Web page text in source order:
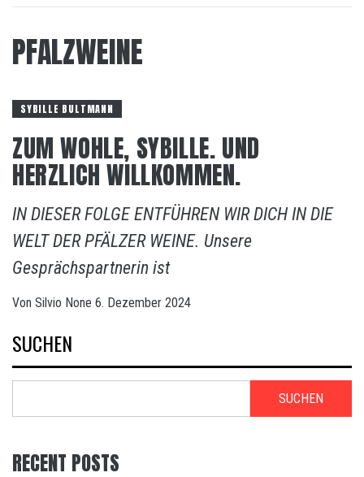
PFALZWEINE
SYBILLE BULTMANN
ZUM WOHLE, SYBILLE. UND
HERZLICH WILLKOMMEN.
IN DIESER FOLGE ENTFÜHREN WIR DICH IN DIE
WELT DER PFÄLZER WEINE. Unsere
Gesprächspartnerin ist
Von Silvio None 6. Dezember 2024
SUCHEN
SUCHEN
RECENT POSTS